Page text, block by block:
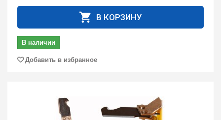
В КОРЗИНУ
В наличии
Добавить в избранное